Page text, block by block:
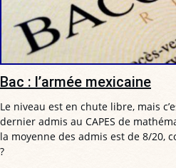
Bac : l’armée mexicaine
Le niveau est en chute libre, mais
dernier admis au CAPES de
la moyenne des admis est de 8/20,
?